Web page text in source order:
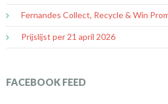
Fernandes Collect, Recycle & Win
Prijslijst per 21 april 2026
FACEBOOK FEED